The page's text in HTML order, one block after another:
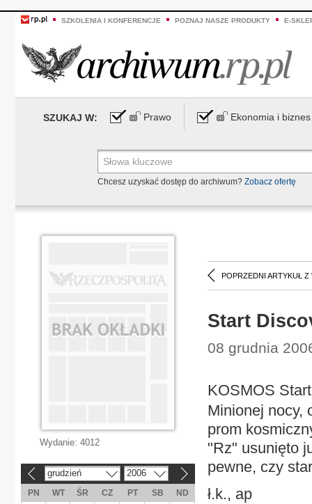
SZKOLENIA I KONFERENCJE POZNAJ NASZE PRODUKTY E-
SZUKAJ W: Prawo Ekonomia i biznes
Chcesz uzyskać dostęp do archiwum? Zobacz ofertę
POPRZEDNI ARTYKUŁ Z
Start
08 grudnia
KOSMOS
Minionej nocy,
prom
"Rz" usunięto
pewne, czy
ł.k., ap
Wydanie: 4012
grudzień 2006
PN WT ŚR CZ PT SB
ND